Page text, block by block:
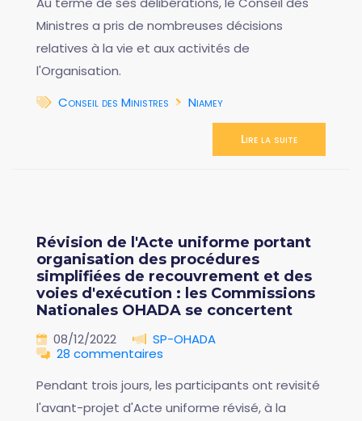
Ministres a pris de nombreuses décisions
relatives à la vie et aux activités de
l'Organisation.
Conseil des Ministres
Niamey
Lire la suite
Révision de l'Acte uniforme portant
organisation des procédures
simplifiées de recouvrement et des
voies d'exécution : les Commissions
Nationales OHADA se concertent
08/12/2022
SP-OHADA
28 commentaires
Pendant trois jours, les participants ont revisité
l'avant-projet d'Acte uniforme révisé, à la